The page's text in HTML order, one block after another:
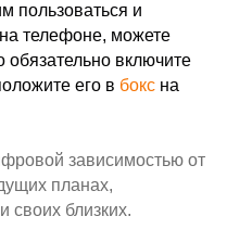
пользоваться и
телефоне, можете
обязательно включите
его в бокс на
зависимостью от
планах,
своих близких.